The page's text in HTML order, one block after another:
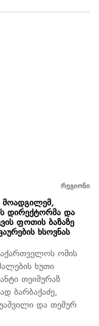
რეგიონი
დირექტორმა და
ფოთის ბაზაზე
ხსოვნას
ომის
ხუთი
თეიმურაზ
ბარბაქაძე,
და თემურ